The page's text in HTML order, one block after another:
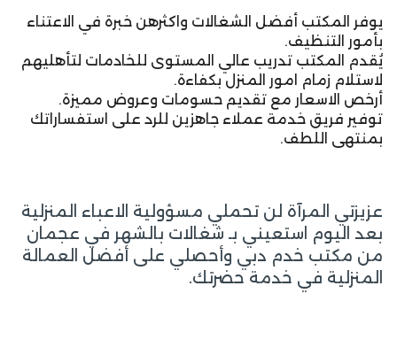
يوفر المكتب أفضل الشغالات واكثرهن خبرة في الاعتناء
بأمور التنظيف.
يُقدم المكتب تدريب عالي المستوى للخادمات لتأهليهم
لاستلام زمام امور المنزل بكفاءة.
أرخص الاسعار مع تقديم حسومات وعروض مميزة.
توفير فريق خدمة عملاء جاهزين للرد على استفساراتك
بمنتهى اللطف.
عزيزتي المرآة لن تحملي مسؤولية الاعباء المنزلية
بعد اليوم استعيني بـ شغالات بالشهر في عجمان
من مكتب خدم دبي وأحصلي على أفضل العمالة
المنزلية في خدمة حضرتك.